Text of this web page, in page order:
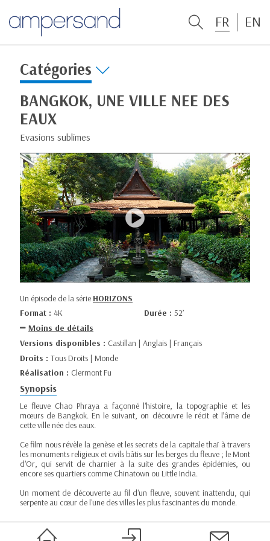
FR EN
Catégories
BANGKOK, UNE VILLE NEE DES
EAUX
Evasions sublimes
Un épisode de la série HORIZONS
Format : 4K Durée : 52’
Moins de détails
Versions disponibles : Castillan | Anglais | Français
Droits : Tous Droits | Monde
Réalisation : Clermont Fu
Synopsis
Le fleuve Chao Phraya a façonné l'histoire, la topographie et les
mœurs de Bangkok. En le suivant, on découvre le récit et l’âme de
cette ville née des eaux.
Ce film nous révèle la genèse et les secrets de la capitale thaï à travers
les monuments religieux et civils bâtis sur les berges du fleuve ; le Mont
d'Or, qui servit de charnier à la suite des grandes épidémies, ou
encore ses quartiers comme Chinatown ou Little India.
Un moment de découverte au fil d'un fleuve, souvent inattendu, qui
serpente au cœur de l'une des villes les plus fascinantes du monde.